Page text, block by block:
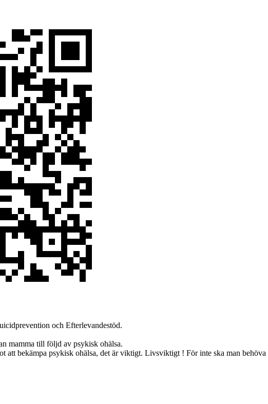
och Efterlevandestöd.
mamma till följd av psykisk ohälsa.
att bekämpa psykisk ohälsa, det är viktigt. Livsviktigt ! För inte ska man